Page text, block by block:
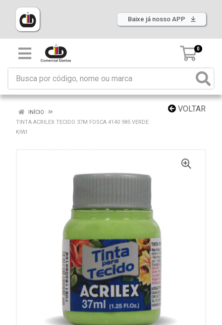
Baixe já nosso APP
0
VOLTAR
INÍCIO
TINTA ACRILEX TECIDO 37M FOSCA 4140 985 VERDE
KIWI